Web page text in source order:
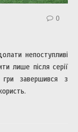
0
непоступливі
лише після серії
гри завершився з